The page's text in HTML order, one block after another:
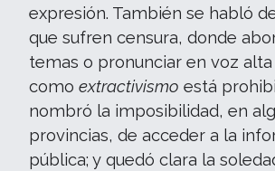
expresión. También se habló
que sufren censura, donde
temas o pronunciar en voz
como extractivismo está
nombró la imposibilidad, en
provincias, de acceder a la
pública; y quedó clara la